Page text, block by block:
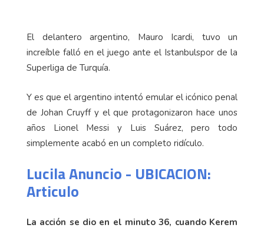
El delantero argentino, Mauro Icardi, tuvo un
increíble falló en el juego ante el Istanbulspor de la
Superliga de Turquía.
Y es que el argentino intentó emular el icónico penal
de Johan Cruyff y el que protagonizaron hace unos
años Lionel Messi y Luis Suárez, pero todo
simplemente acabó en un completo ridículo.
Lucila Anuncio - UBICACION:
Articulo
La acción se dio en el minuto 36, cuando Kerem